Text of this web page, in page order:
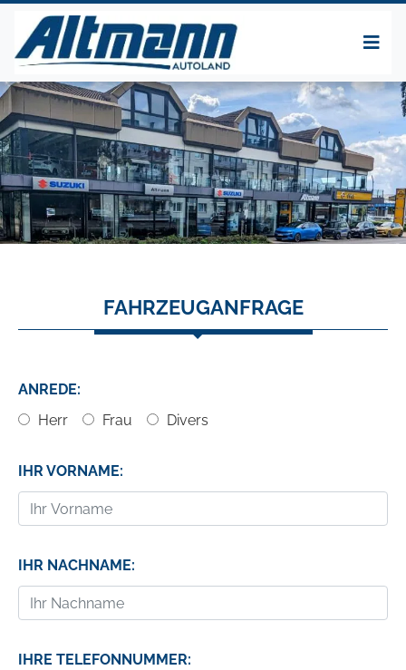
FAHRZEUGANFRAGE
ANREDE:
Herr
Frau Divers
IHR VORNAME:
IHR NACHNAME:
IHRE TELEFONNUMMER: